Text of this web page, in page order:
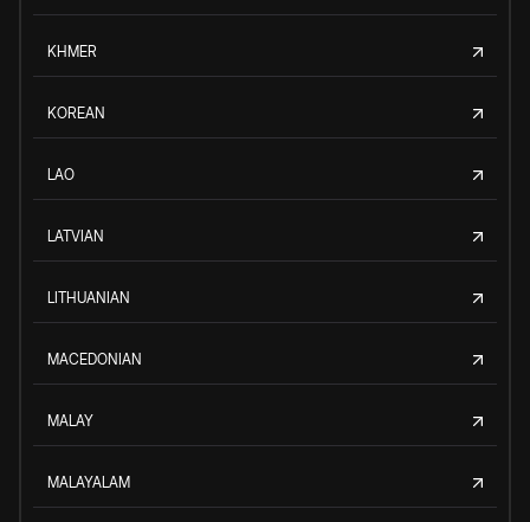
KHMER
KOREAN
LAO
LATVIAN
LITHUANIAN
MACEDONIAN
MALAY
MALAYALAM